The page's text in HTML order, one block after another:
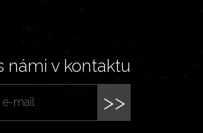
námi v kontaktu
>>